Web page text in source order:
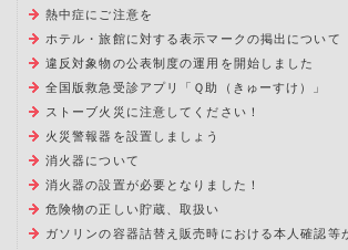
熱中症にご注意を
ホテル・旅館に対する表示マークの掲出について
違反対象物の公表制度の運用を開始しました
全国版救急受診アプリ「Ｑ助（きゅーすけ）」
ストーブ火災に注意してください！
火災警報器を設置しましょう
消火器について
消火器の設置が必要となりました！
危険物の正しい貯蔵、取扱い
ガソリンの容器詰替え販売時における本人確認等